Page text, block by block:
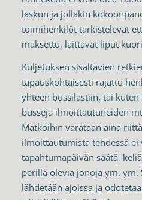
laskun ja jollakin
toimihenkilöt tarkistelevat
maksettu, laittavat liput
Kuljetuksen sisältävien
tapauskohtaisesti rajattu
yhteen bussilastiin, tai
busseja ilmoittautuneiden
Matkoihin varataan aina
ilmoittautumista tehdessä ei
tapahtumapäivän säätä,
perillä olevia jonoja ym.
lähdetään ajoissa ja